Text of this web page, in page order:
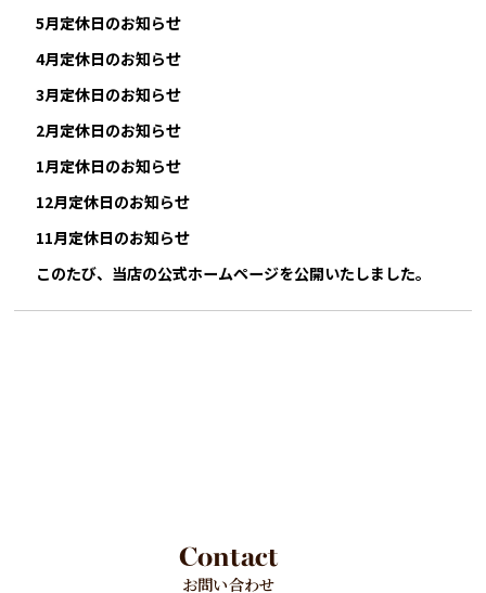
5月定休日のお知らせ
4月定休日のお知らせ
3月定休日のお知らせ
2月定休日のお知らせ
1月定休日のお知らせ
12月定休日のお知らせ
11月定休日のお知らせ
このたび、当店の公式ホームページを公開いたしました。
Contact
お問い合わせ